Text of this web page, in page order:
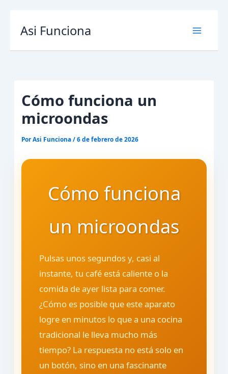
Asi Funciona
Cómo funciona un
microondas
PorAsi Funciona/6 de febrero de 2026
Cómo funciona
un microondas
Pulsas unos segundos y, casi al
instante, tu café está caliente o la
comida de ayer lista para comer.
¿Cómo es posible que este aparato
logre en minutos lo que a una cocina
tradicional le lleva mucho más
tiempo? La respuesta no está solo en
un botón, sino en una fascinante